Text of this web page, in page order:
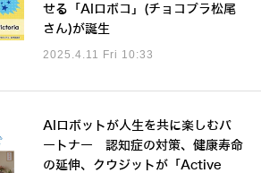
せる「AIロボコ」(チョコプラ松尾
さん)が誕生
2025.4.11 Fri 10:33
AIロボットが人生を共に楽しむパ
ートナー 認知症の対策、健康寿命
の延伸、クウジットが「Active